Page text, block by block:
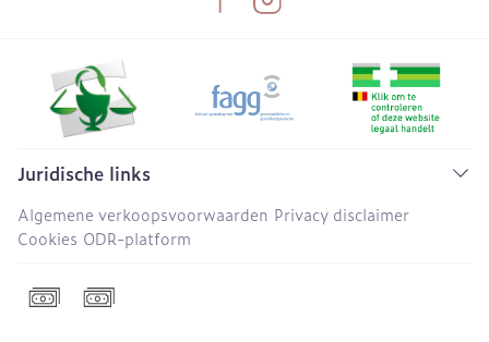
Juridische links
Algemene verkoopsvoorwaarden Privacy disclaimer
Cookies ODR-platform